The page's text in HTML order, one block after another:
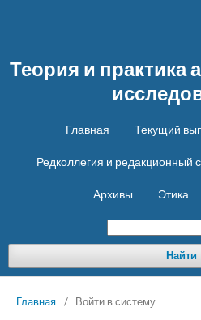
Теория и практика
Главная Текущий
Редколлегия и редакционный
Архивы Этика
Найти
Главная / Войти в систему